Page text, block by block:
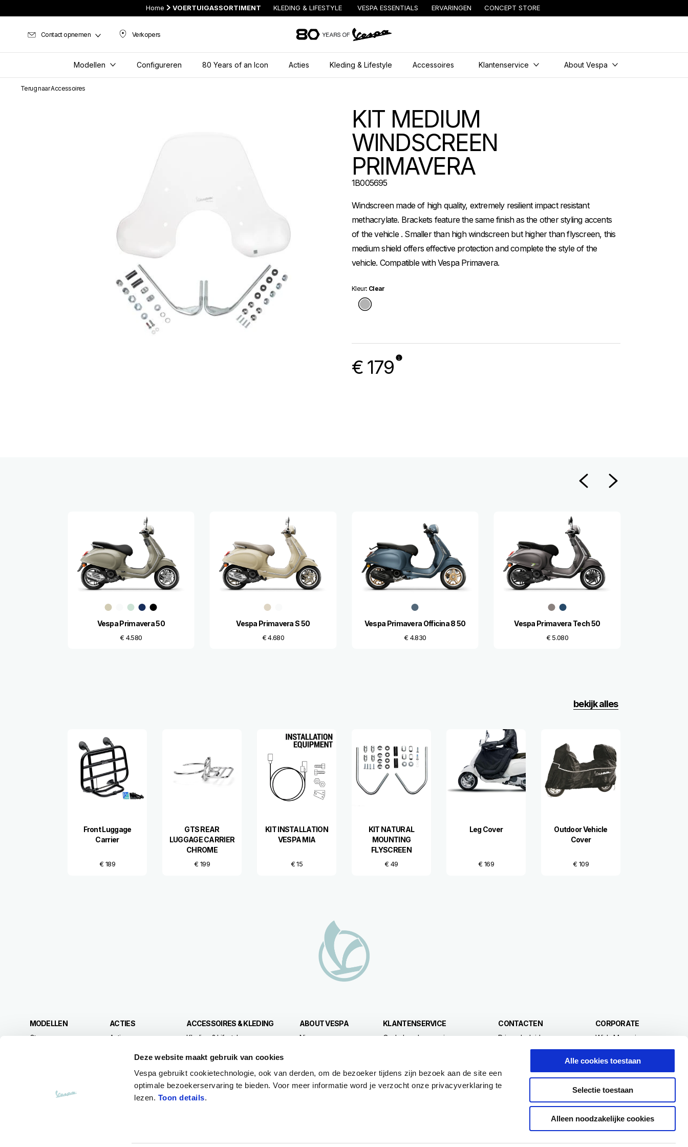
Deze website maakt gebruik van cookies
Vespa gebruikt cookietechnologie, ook van derden, om de bezoeker tijdens zijn bezoek aan de site een
optimale bezoekerservaring te bieden. Voor meer informatie word je verzocht onze privacyverklaring te
lezen. Toon details.
Alle cookies toestaan
Selectie toestaan
Alleen noodzakelijke cookies
Home VOERTUIGASSORTIMENT KLEDING & LIFESTYLE VESPA ESSENTIALS ERVARINGEN CONCEPT STORE
Verkopers
Verkopers
Contact opnemen
Modellen Configureren 80 Years of an Icon Acties Kleding & Lifestyle Accessoires Klantenservice About Vespa
Terug naar Accessoires
KIT MEDIUM
WINDSCREEN
PRIMAVERA
1B005695
Windscreen made of high quality, extremely resilient impact resistant
methacrylate. Brackets feature the same finish as the other styling accents
of the vehicle . Smaller than high windscreen but higher than flyscreen, this
medium shield offers effective protection and complete the style of the
vehicle. Compatible with Vespa Primavera.
kleur: Clear
Clear
€ 179
Vorige
Vespa Primavera 50
€ 4.580
Vespa Primavera S 50
€ 4.680
Vespa Primavera Officina 8 50
€ 4.830
Vespa Primavera Tech 50
€ 5.080
bekijk alles
Front Luggage
Carrier
€ 189
GTS REAR
LUGGAGE CARRIER
CHROME
€ 199
KIT INSTALLATION
VESPA MIA
€ 15
KIT NATURAL
MOUNTING
FLYSCREEN
SPRINT
€ 49
Leg Cover
€ 169
Outdoor Vehicle
Cover
€ 109
MODELLEN
Gtv
ACTIES
Acties
ACCESSOIRES & KLEDING
Kleding & Lifestyle
ABOUT VESPA
Nieuws
Prijslijst
KLANTENSERVICE
Onderhoud en service
Originele reserveonderdelen
Premium Warranty
Road Assistance
CONTACTEN
Privacybeleid
Waar kunt u ons vinden
Recall campagnes
CORPORATE
Wide Magazine
Piaggio Group
Het Piaggio Museum